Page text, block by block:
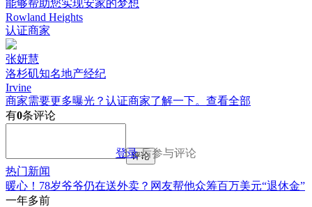
能够帮助您实现安家的梦想
Rowland Heights
认证商家
张妍慧
洛杉矶知名地产经纪
Irvine
商家需要更多曝光？认证商家了解一下。 查看全部
有0条评论
登录后参与评论
评论
热门新闻
暖心！78岁爷爷仍在送外卖？网友帮他众筹百万美元“退休金”
一年多前